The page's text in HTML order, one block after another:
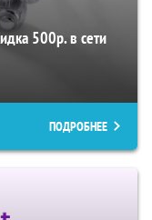
500р. в сети
ПОДРОБНЕЕ